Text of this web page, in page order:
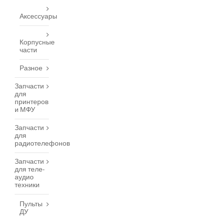
Аксессуары
Корпусные
части
Разное
Запчасти
для
принтеров
и МФУ
Запчасти
для
радиотелефонов
Запчасти
для теле-
аудио
техники
Пульты
ДУ